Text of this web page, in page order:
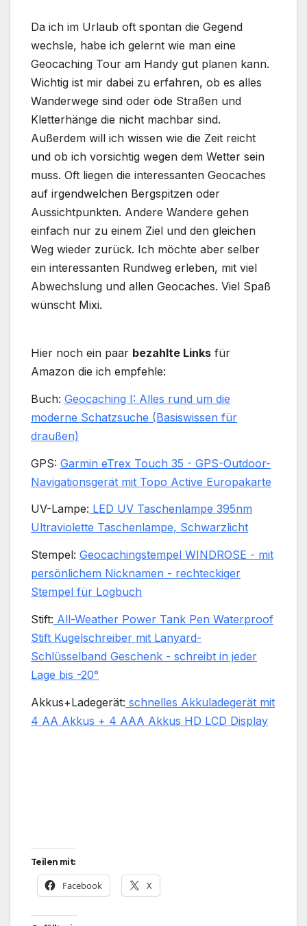
Da ich im Urlaub oft spontan die Gegend
wechsle, habe ich gelernt wie man eine
Geocaching Tour am Handy gut planen kann.
Wichtig ist mir dabei zu erfahren, ob es alles
Wanderwege sind oder öde Straßen und
Kletterhänge die nicht machbar sind.
Außerdem will ich wissen wie die Zeit reicht
und ob ich vorsichtig wegen dem Wetter sein
muss. Oft liegen die interessanten Geocaches
auf irgendwelchen Bergspitzen oder
Aussichtpunkten. Andere Wandere gehen
einfach nur zu einem Ziel und den gleichen
Weg wieder zurück. Ich möchte aber selber
ein interessanten Rundweg erleben, mit viel
Abwechslung und allen Geocaches. Viel Spaß
wünscht Mixi.
Hier noch ein paar bezahlte Links für
Amazon die ich empfehle:
Buch: Geocaching I: Alles rund um die
moderne Schatzsuche (Basiswissen für
draußen)
GPS: Garmin eTrex Touch 35 - GPS-Outdoor-
Navigationsgerät mit Topo Active Europakarte
UV-Lampe: LED UV Taschenlampe 395nm
Ultraviolette Taschenlampe, Schwarzlicht
Stempel: Geocachingstempel WINDROSE - mit
persönlichem Nicknamen - rechteckiger
Stempel für Logbuch
Stift: All-Weather Power Tank Pen Waterproof
Stift Kugelschreiber mit Lanyard-
Schlüsselband Geschenk - schreibt in jeder
Lage bis -20°
Akkus+Ladegerät: schnelles Akkuladegerät mit
4 AA Akkus + 4 AAA Akkus HD LCD Display
Teilen mit:
Facebook X